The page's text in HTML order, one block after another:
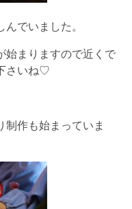
でいました。
始まりますので近くで
さいね♡
制作も始まっていま